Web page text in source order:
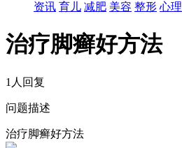
资讯 育儿 减肥 美容 整形 心理
治疗脚癣好方法
1人回复
问题描述
治疗脚癣好方法